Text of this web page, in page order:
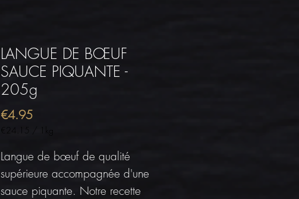
LANGUE DE BŒUF
SAUCE PIQUANTE -
205g
€4.95Price
per
1
Kilogram
Langue de bœuf de qualité
supérieure accompagnée d'une
sauce piquante. Notre recette